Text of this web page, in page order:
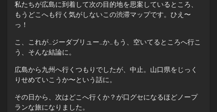
私たちが広島に到着して次の目的地を思案しているところ、
もうどこへも行く気がしないこの渋滞マップです。ひえ〜
っ！
こ、これが…ジーダブリュー…か…もう、空いてるところへ行こ
う、そんな結論に。
広島から九州へ行くつもりでしたが、中止。山口県をじっく
りせめていこうか〜という話に。
その日から、次はどこへ行くか？が口グセになるほどノープ
ランな旅になりました。